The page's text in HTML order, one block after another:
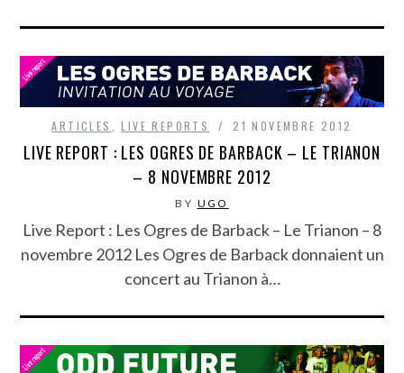
ARTICLES ,LIVE REPORTS 21 NOVEMBRE 2012
LIVE REPORT : LES OGRES DE BARBACK – LE TRIANON
– 8 NOVEMBRE 2012
BY UGO
Live Report : Les Ogres de Barback – Le Trianon – 8
novembre 2012 Les Ogres de Barback donnaient un
concert au Trianon à…